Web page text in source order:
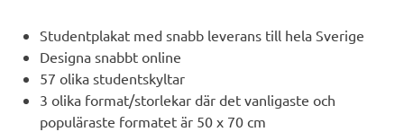
Studentplakat med snabb leverans till hela Sverige
Designa snabbt online
57 olika studentskyltar
3 olika format/storlekar där det vanligaste och
populäraste formatet är 50 x 70 cm